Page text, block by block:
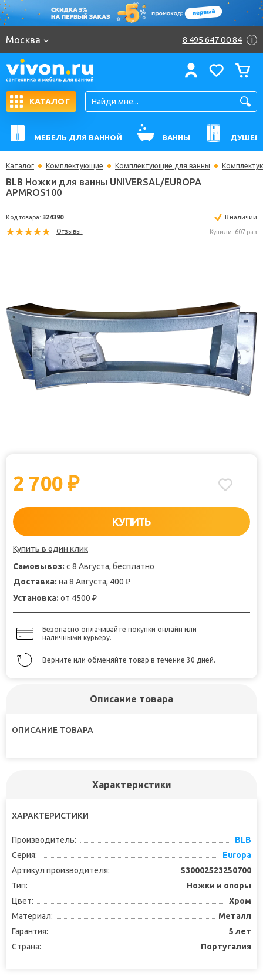
Москва 8 495 647 00 84 i
КАТАЛОГ
МЕБЕЛЬ ДЛЯ ВАННОЙ ВАННЫ
Каталог Комплектующие Комплектующие для ванны
2 700₽
КУПИТЬ
Купить в один клик
Самовывоз: с 8 Августа, бесплатно
Доставка: на 8 Августа, 400 ₽
Установка: от 4500 ₽
Безопасно оплачивайте покупки онлайн или
наличными курьеру.
Верните или обменяйте товар в течение 30 дней.
APMROS100
Описание товара
ОПИСАНИЕ ТОВАРА
Характеристики
ХАРАКТЕРИСТИКИ
Производитель:
BLB
Серия:
Europa
Артикул производителя:
S30002523250700
Тип:
Ножки и опоры
Цвет:
Хром
Материал:
Металл
Гарантия:
5 лет
Страна:
Португалия